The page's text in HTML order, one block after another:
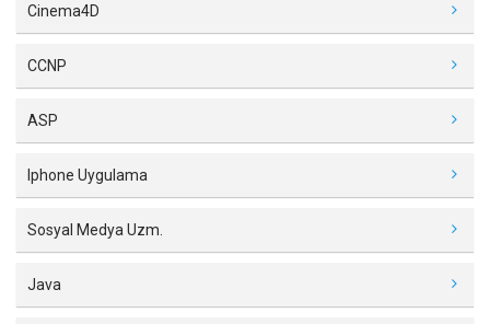
Cinema4D
CCNP
ASP
Iphone Uygulama
Sosyal Medya Uzm.
Java